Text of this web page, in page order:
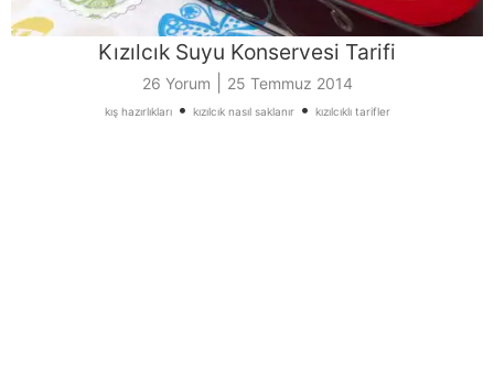
Kızılcık Suyu Konservesi Tarifi
26 Yorum 25 Temmuz 2014
kış hazırlıkları• kızılcık nasıl saklanır• kızılcıklı tarifler